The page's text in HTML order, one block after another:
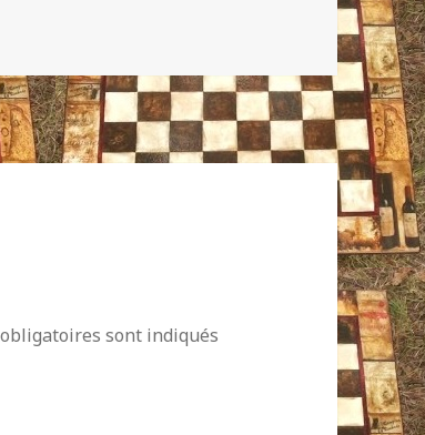
sont indiqués